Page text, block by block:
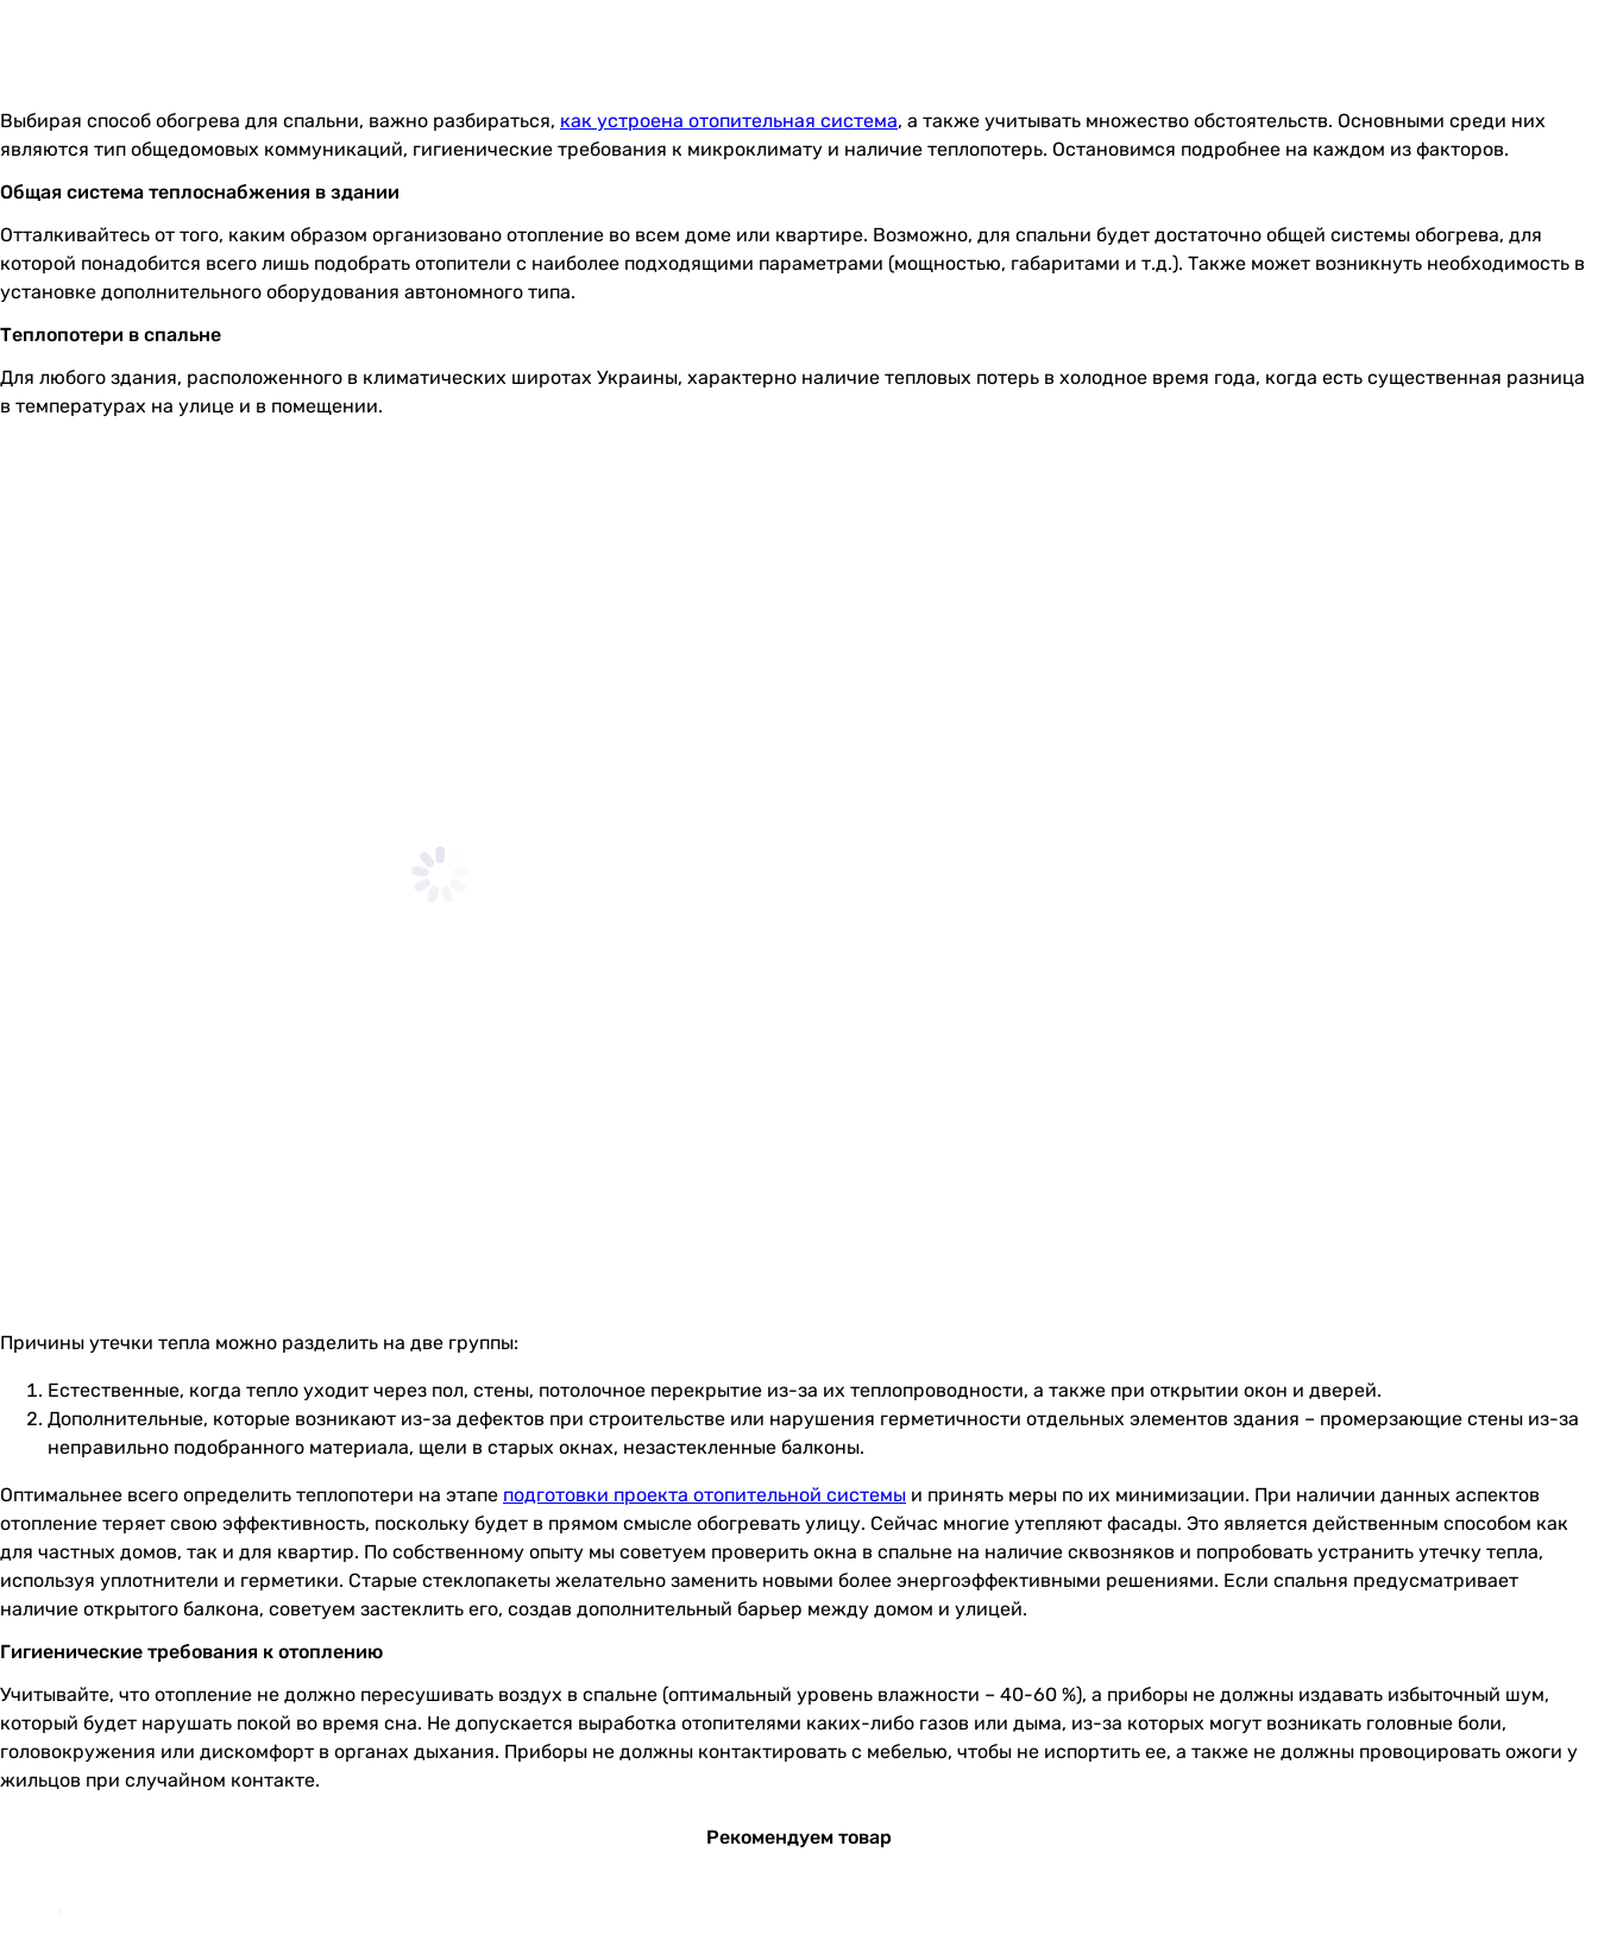
Выбирая способ обогрева для спальни, важно разбираться, как устроена отопительная система, а также учитывать множество обстоятельств. Основными среди них
являются тип общедомовых коммуникаций, гигиенические требования к микроклимату и наличие теплопотерь. Остановимся подробнее на каждом из факторов.
Общая система теплоснабжения в здании
Отталкивайтесь от того, каким образом организовано отопление во всем доме или квартире. Возможно, для спальни будет достаточно общей системы обогрева, для
которой понадобится всего лишь подобрать отопители с наиболее подходящими параметрами (мощностью, габаритами и т.д.). Также может возникнуть необходимость в
установке дополнительного оборудования автономного типа.
Теплопотери в спальне
Для любого здания, расположенного в климатических широтах Украины, характерно наличие тепловых потерь в холодное время года, когда есть существенная разница
в температурах на улице и в помещении.
Причины утечки тепла можно разделить на две группы:
Естественные, когда тепло уходит через пол, стены, потолочное перекрытие из-за их теплопроводности, а также при открытии окон и дверей.
Дополнительные, которые возникают из-за дефектов при строительстве или нарушения герметичности отдельных элементов здания – промерзающие стены из-за
неправильно подобранного материала, щели в старых окнах, незастекленные балконы.
Оптимальнее всего определить теплопотери на этапе подготовки проекта отопительной системы и принять меры по их минимизации. При наличии данных аспектов
отопление теряет свою эффективность, поскольку будет в прямом смысле обогревать улицу. Сейчас многие утепляют фасады. Это является действенным способом как
для частных домов, так и для квартир. По собственному опыту мы советуем проверить окна в спальне на наличие сквозняков и попробовать устранить утечку тепла,
используя уплотнители и герметики. Старые стеклопакеты желательно заменить новыми более энергоэффективными решениями. Если спальня предусматривает
наличие открытого балкона, советуем застеклить его, создав дополнительный барьер между домом и улицей.
Гигиенические требования к отоплению
Учитывайте, что отопление не должно пересушивать воздух в спальне (оптимальный уровень влажности – 40-60 %), а приборы не должны издавать избыточный шум,
который будет нарушать покой во время сна. Не допускается выработка отопителями каких-либо газов или дыма, из-за которых могут возникать головные боли,
головокружения или дискомфорт в органах дыхания. Приборы не должны контактировать с мебелью, чтобы не испортить ее, а также не должны провоцировать ожоги у
жильцов при случайном контакте.
Рекомендуем товар